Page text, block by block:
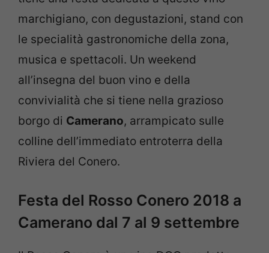
marchigiano, con degustazioni, stand con
le specialità gastronomiche della zona,
musica e spettacoli. Un weekend
all’insegna del buon vino e della
convivialità che si tiene nella grazioso
borgo di Camerano, arrampicato sulle
colline dell’immediato entroterra della
Riviera del Conero.
Festa del Rosso Conero 2018 a
Camerano dal 7 al 9 settembre